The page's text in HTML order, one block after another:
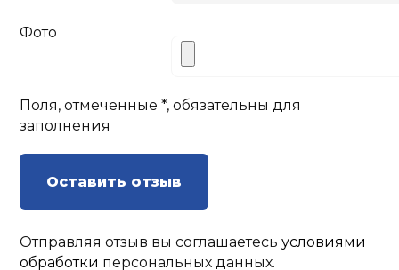
Фото
Поля, отмеченные *, обязательны для
заполнения
Оставить отзыв
Отправляя отзыв вы соглашаетесьусловиями
обработки персональных данных.